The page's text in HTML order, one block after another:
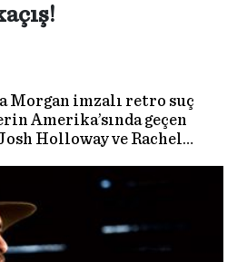
Morgan imzalı retro suç
Amerika’sında geçen
Holloway ve Rachel
merakla beklenen